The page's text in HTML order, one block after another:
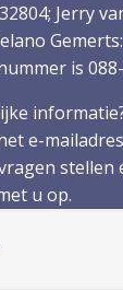
Jerry
is
e-
stellen
u op.